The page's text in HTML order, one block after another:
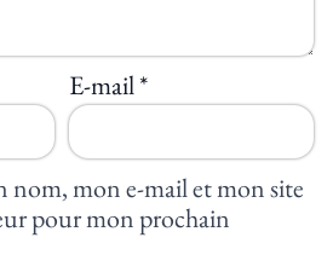
E-mail*
nom, mon e-mail et mon site
pour mon prochain